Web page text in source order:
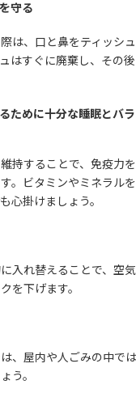
守る
は、口と鼻をティッシ
はすぐに廃棄し、その
ために十分な睡眠とバ
持することで、免疫力
。ビタミンやミネラル
心掛けましょう。
入れ替えることで、空
を下げます。
、屋内や人ごみの中では
う。